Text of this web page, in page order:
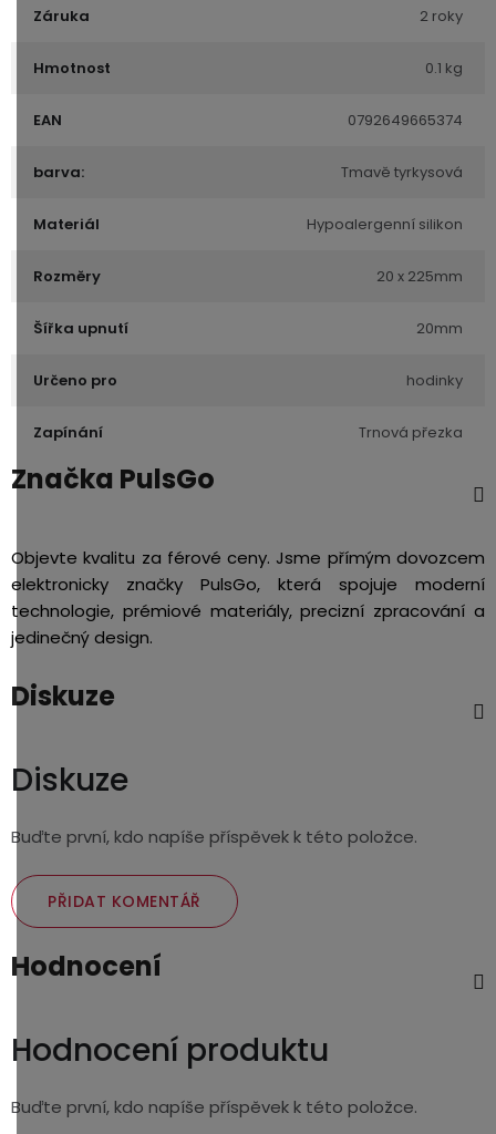
Záruka 2 roky
Hmotnost 0.1 kg
EAN 0792649665374
barva: Tmavě tyrkysová
Materiál Hypoalergenní silikon
Rozměry 20 x 225mm
Šířka upnutí 20mm
Určeno pro hodinky
Zapínání Trnová přezka
Značka PulsGo
Objevte kvalitu za férové ceny. Jsme přímým dovozcem
elektronicky značky PulsGo, která spojuje moderní
technologie, prémiové materiály, precizní zpracování a
jedinečný design.
Diskuze
Diskuze
Buďte první, kdo napíše příspěvek k této položce.
PŘIDAT KOMENTÁŘ
Hodnocení
Hodnocení produktu
Buďte první, kdo napíše příspěvek k této položce.